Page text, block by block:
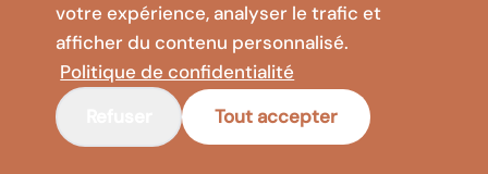
votre expérience, analyser le trafic et
afficher du contenu personnalisé.
Politique de confidentialité
Tout accepter
144,99 €